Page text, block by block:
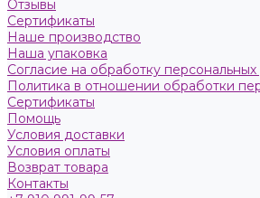
Отзывы
Сертификаты
Наше производство
Наша упаковка
Согласие на обработку
Политика в отношении обработки
Сертификаты
Помощь
Условия доставки
Условия оплаты
Возврат товара
Контакты